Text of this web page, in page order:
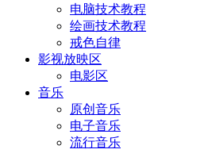
电脑技术教程
绘画技术教程
戒色自律
影视放映区
电影区
音乐
原创音乐
电子音乐
流行音乐